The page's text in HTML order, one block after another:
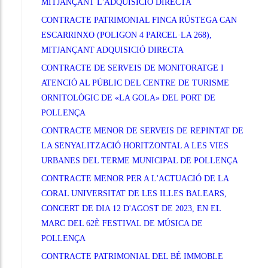
MITJANÇANT L'ADQUISICIÓ DIRECTA
CONTRACTE PATRIMONIAL FINCA RÚSTEGA CAN
ESCARRINXO (POLIGON 4 PARCEL·LA 268),
MITJANÇANT ADQUISICIÓ DIRECTA
CONTRACTE DE SERVEIS DE MONITORATGE I
ATENCIÓ AL PÚBLIC DEL CENTRE DE TURISME
ORNITOLÒGIC DE «LA GOLA» DEL PORT DE
POLLENÇA
CONTRACTE MENOR DE SERVEIS DE REPINTAT DE
LA SENYALITZACIÓ HORITZONTAL A LES VIES
URBANES DEL TERME MUNICIPAL DE POLLENÇA
CONTRACTE MENOR PER A L'ACTUACIÓ DE LA
CORAL UNIVERSITAT DE LES ILLES BALEARS,
CONCERT DE DIA 12 D'AGOST DE 2023, EN EL
MARC DEL 62È FESTIVAL DE MÚSICA DE
POLLENÇA
CONTRACTE PATRIMONIAL DEL BÉ IMMOBLE